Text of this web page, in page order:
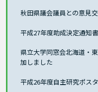
秋田県議会議員との意見
平成27年度助成決定通知
県立大学同窓会北海道・
加しました
平成26年度自主研究ポス